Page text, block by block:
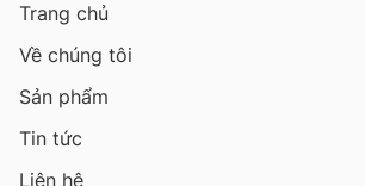
Trang chủ
Về chúng tôi
Sản phẩm
Tin tức
Liên hệ